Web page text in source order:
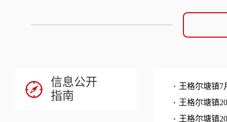
信息公开
指南
王格尔塘镇7
王格尔塘镇
王格尔塘镇